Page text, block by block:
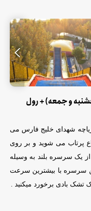
و جمعه) + رول
شهدای خلیج فارس می
پرتاب می شوید و بر روی
یک سرسره بلند به وسیله
سرسره با بیشترین سرعت
تشک بادی برخورد میکنید .